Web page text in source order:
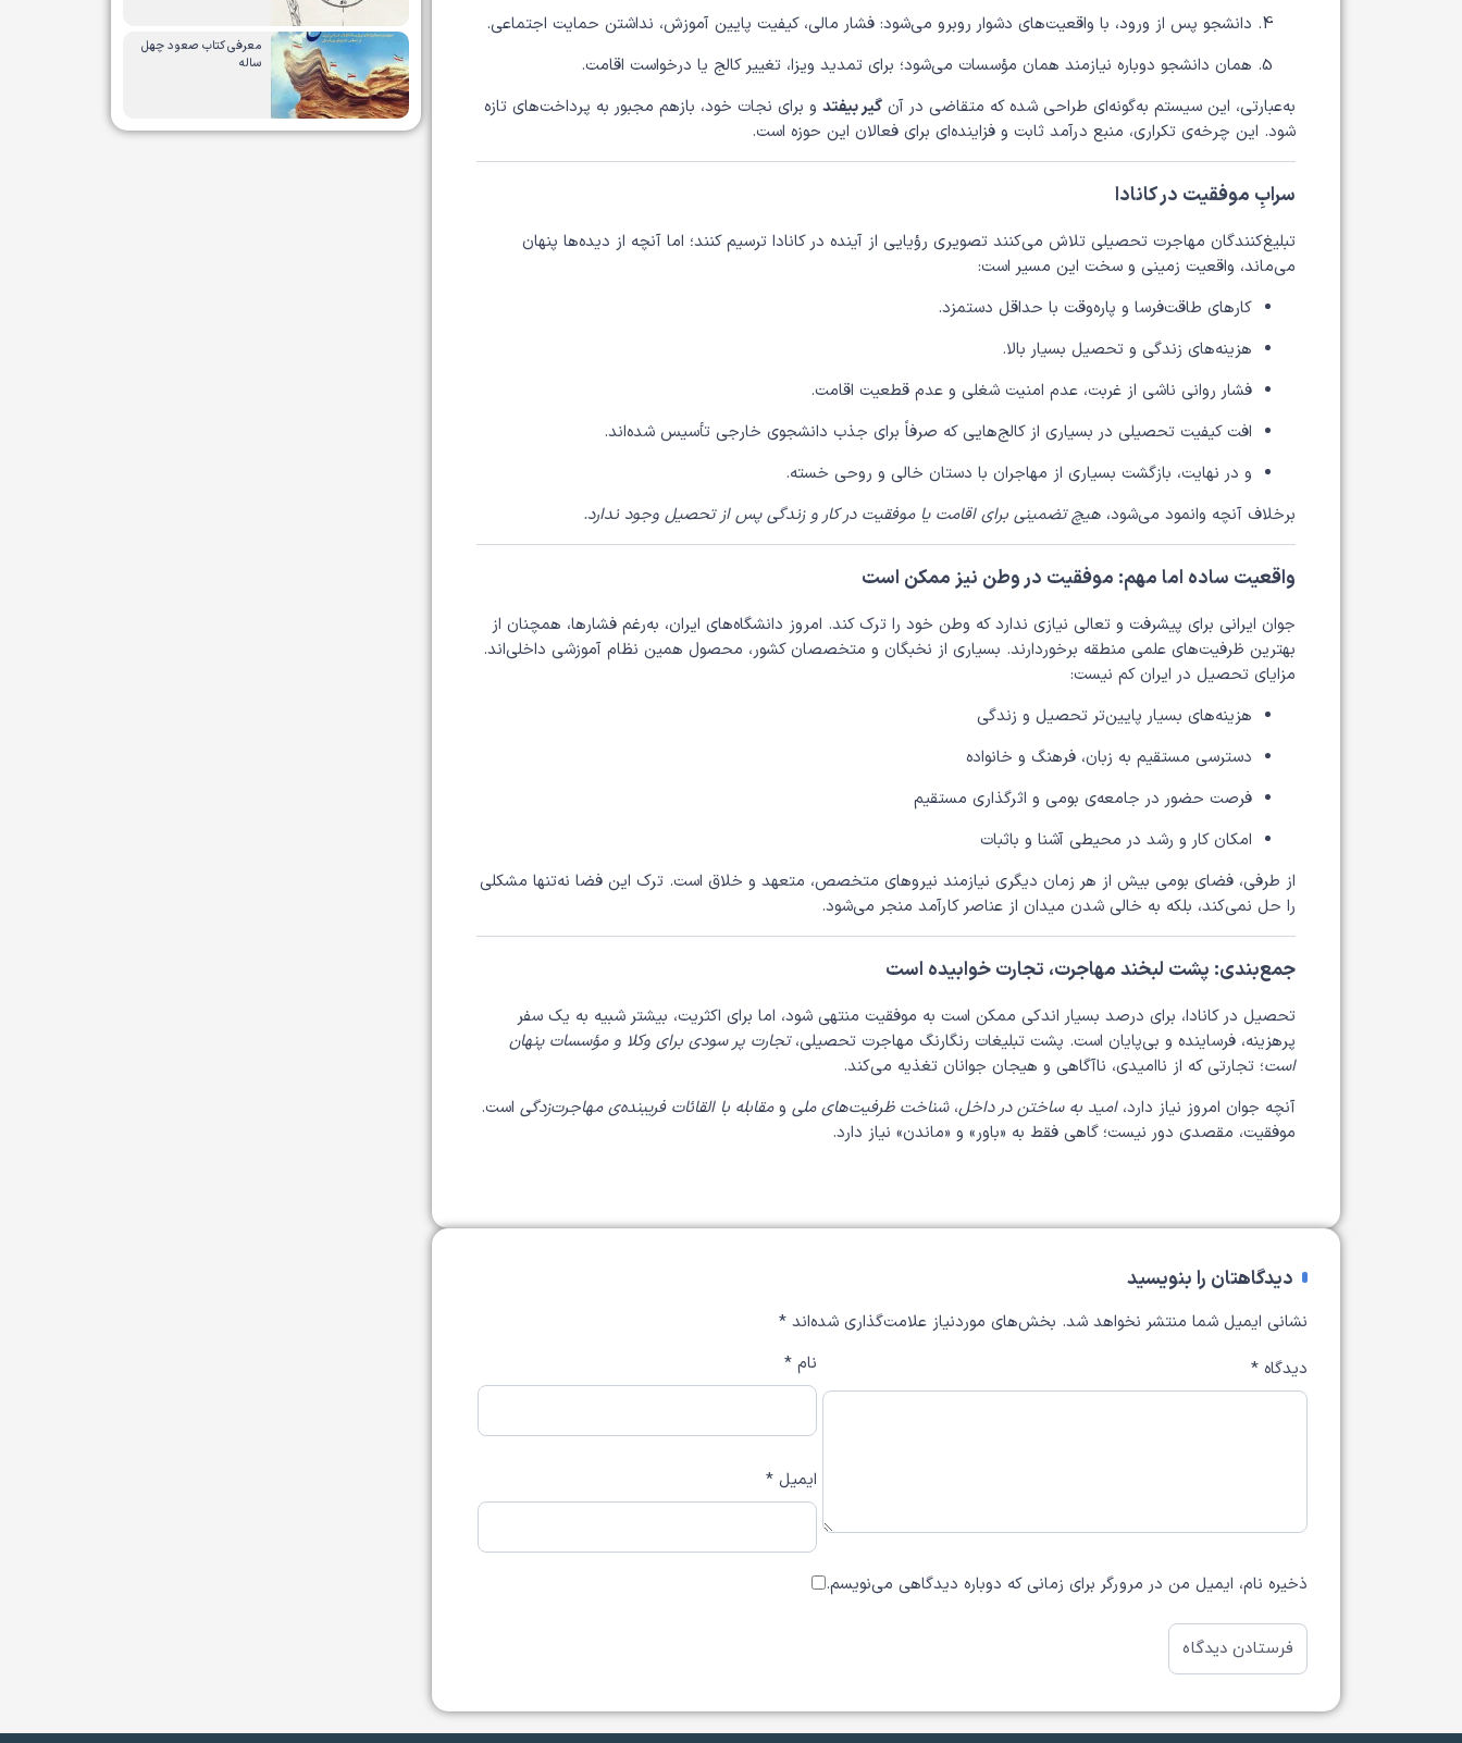
دانشجو پس از ورود، با واقعیت‌های دشوار روبرو می‌شود: فشار مالی، کیفیت پایین آموزش، نداشتن حمایت اجتماعی.
همان دانشجو دوباره نیازمند همان مؤسسات می‌شود؛ برای تمدید ویزا، تغییر کالج یا درخواست اقامت.
به‌عبارتی، این سیستم به‌گونه‌ای طراحی شده که متقاضی در آن گیر بیفتد و برای نجات خود، بازهم مجبور به پرداخت‌های تازه
شود. این چرخه‌ی تکراری، منبع درآمد ثابت و فزاینده‌ای برای فعالان این حوزه است.
سرابِ موفقیت در کانادا
تبلیغ‌کنندگان مهاجرت تحصیلی تلاش می‌کنند تصویری رؤیایی از آینده در کانادا ترسیم کنند؛ اما آنچه از دیده‌ها پنهان
می‌ماند، واقعیت زمینی و سخت این مسیر است:
کارهای طاقت‌فرسا و پاره‌وقت با حداقل دستمزد.
هزینه‌های زندگی و تحصیل بسیار بالا.
فشار روانی ناشی از غربت، عدم امنیت شغلی و عدم قطعیت اقامت.
افت کیفیت تحصیلی در بسیاری از کالج‌هایی که صرفاً برای جذب دانشجوی خارجی تأسیس شده‌اند.
و در نهایت، بازگشت بسیاری از مهاجران با دستان خالی و روحی خسته.
برخلاف آنچه وانمود می‌شود، هیچ‌ تضمینی برای اقامت یا موفقیت در کار و زندگی پس از تحصیل وجود ندارد.
واقعیت ساده اما مهم: موفقیت در وطن نیز ممکن است
جوان ایرانی برای پیشرفت و تعالی نیازی ندارد که وطن خود را ترک کند. امروز دانشگاه‌های ایران، به‌رغم فشارها، همچنان از
بهترین ظرفیت‌های علمی منطقه برخوردارند. بسیاری از نخبگان و متخصصان کشور، محصول همین نظام آموزشی داخلی‌اند.
مزایای تحصیل در ایران کم نیست:
هزینه‌های بسیار پایین‌تر تحصیل و زندگی
دسترسی مستقیم به زبان، فرهنگ و خانواده
فرصت حضور در جامعه‌ی بومی و اثرگذاری مستقیم
امکان کار و رشد در محیطی آشنا و باثبات
از طرفی، فضای بومی بیش از هر زمان دیگری نیازمند نیروهای متخصص، متعهد و خلاق است. ترک این فضا نه‌تنها مشکلی
را حل نمی‌کند، بلکه به خالی شدن میدان از عناصر کارآمد منجر می‌شود.
جمع‌بندی: پشت لبخند مهاجرت، تجارت خوابیده است
تحصیل در کانادا، برای درصد بسیار اندکی ممکن است به موفقیت منتهی شود، اما برای اکثریت، بیشتر شبیه به یک سفر
پرهزینه، فرساینده و بی‌پایان است. پشت تبلیغات رنگارنگ مهاجرت تحصیلی،تجارت پر سودی برای وکلا و مؤسسات پنهان
است؛ تجارتی که از ناامیدی، ناآگاهی و هیجان جوانان تغذیه می‌کند.
آنچه جوان امروز نیاز دارد،امید به ساختن در داخل،شناخت ظرفیت‌های ملی ومقابله با القائات فریبنده‌ی مهاجرت‌زدگی است.
موفقیت، مقصدی دور نیست؛ گاهی فقط به «باور» و «ماندن» نیاز دارد.
دیدگاهتان را بنویسید
نشانی ایمیل شما منتشر نخواهد شد. بخش‌های موردنیاز علامت‌گذاری شده‌اند *
دیدگاه * نام *
ایمیل *
ذخیره نام، ایمیل من در مرورگر برای زمانی که دوباره دیدگاهی می‌نویسم.
معرفی کتاب صعود چهل
ساله